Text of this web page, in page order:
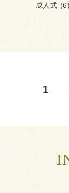
成人式 (6)
1